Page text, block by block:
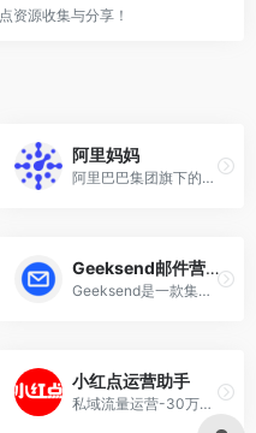
资源收集与分享！
阿里妈妈
阿里巴巴集团旗下的数字营销平台，主要为商家、品牌和零售商提供全方位的营销服务
Geeksend邮件营销
Geeksend是一款集成式自动化邮件营销管理平台，包含四大核心模块：邮箱查找、邮箱验证、邮箱预热和邮件自动化营销。
小红点运营助手
私域流量运营-30万运营者都在使用,微信生态服务商